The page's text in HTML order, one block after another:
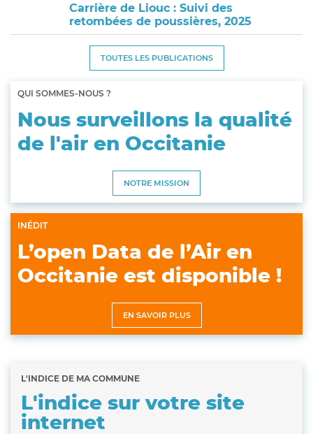
Carrière de Liouc : Suivi des
retombées de poussières, 2025
TOUTES LES PUBLICATIONS
QUI SOMMES-NOUS ?
Nous surveillons la qualité
de l'air en Occitanie
NOTRE MISSION
INÉDIT
L’open Data de l’Air en
Occitanie est disponible !
EN SAVOIR PLUS
L'INDICE DE MA COMMUNE
L'indice sur votre site
internet